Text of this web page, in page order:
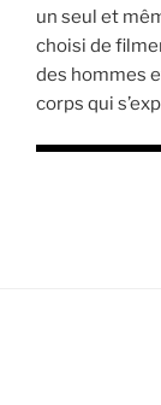
un seul et
choisi de
des hommes
corps qui